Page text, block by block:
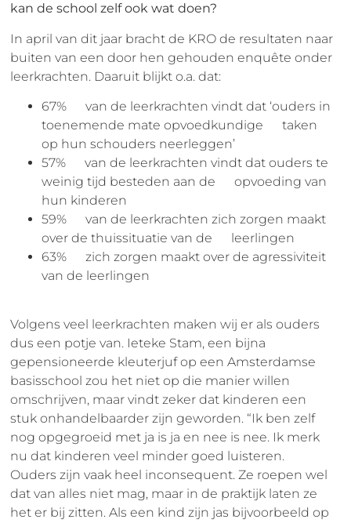
kan de school zelf ook wat doen?
In april van dit jaar bracht de KRO de resultaten naar
buiten van een door hen gehouden enquête onder
leerkrachten. Daaruit blijkt o.a. dat:
67% van de leerkrachten vindt dat ‘ouders in
toenemende mate opvoedkundige taken
op hun schouders neerleggen’
57% van de leerkrachten vindt dat ouders te
weinig tijd besteden aan de opvoeding van
hun kinderen
59% van de leerkrachten zich zorgen maakt
over de thuissituatie van de leerlingen
63% zich zorgen maakt over de agressiviteit
van de leerlingen
Volgens veel leerkrachten maken wij er als ouders
dus een potje van. Ieteke Stam, een bijna
gepensioneerde kleuterjuf op een Amsterdamse
basisschool zou het niet op die manier willen
omschrijven, maar vindt zeker dat kinderen een
stuk onhandelbaarder zijn geworden. “Ik ben zelf
nog opgegroeid met ja is ja en nee is nee. Ik merk
nu dat kinderen veel minder goed luisteren.
Ouders zijn vaak heel inconsequent. Ze roepen wel
dat van alles niet mag, maar in de praktijk laten ze
het er bij zitten. Als een kind zijn jas bijvoorbeeld op